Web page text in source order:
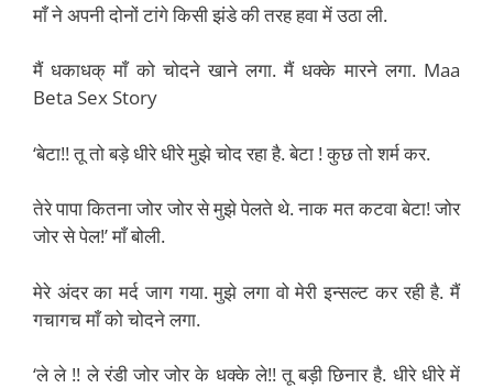
माँ ने अपनी दोनों टांगे किसी झंडे की तरह हवा में उठा ली.
मैं धकाधक् माँ को चोदने खाने लगा. मैं धक्के मारने लगा. Maa
Beta Sex Story
‘बेटा!! तू तो बड़े धीरे धीरे मुझे चोद रहा है. बेटा ! कुछ तो शर्म कर.
तेरे पापा कितना जोर जोर से मुझे पेलते थे. नाक मत कटवा बेटा! जोर
जोर से पेल!’ माँ बोली.
मेरे अंदर का मर्द जाग गया. मुझे लगा वो मेरी इन्सल्ट कर रही है. मैं
गचागच माँ को चोदने लगा.
‘ले ले !! ले रंडी जोर जोर के धक्के ले!! तू बड़ी छिनार है. धीरे धीरे में